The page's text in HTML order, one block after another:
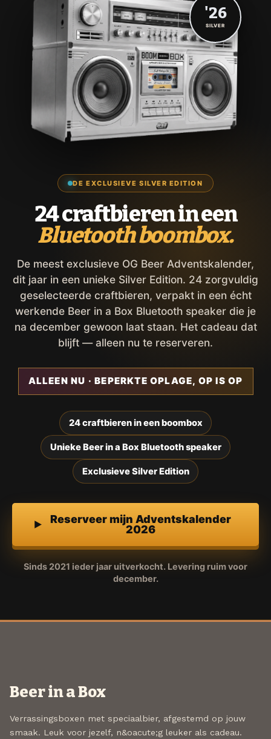
DE EXCLUSIEVE SILVER EDITION
24 craftbieren in een
Bluetooth boombox.
De meest exclusieve OG Beer Adventskalender,
dit jaar in een unieke Silver Edition. 24 zorgvuldig
geselecteerde craftbieren, verpakt in een écht
werkende Beer in a Box Bluetooth speaker die je
na december gewoon laat staan. Het cadeau dat
blijft — alleen nu te reserveren.
ALLEEN NU · BEPERKTE OPLAGE, OP IS OP
24 craftbieren in een boombox
Unieke Beer in a Box Bluetooth speaker
Exclusieve Silver Edition
Reserveer mijn Adventskalender
2026
Sinds 2021 ieder jaar uitverkocht. Levering ruim voor
december.
'26
SILVER
Beer in a Box
Verrassingsboxen met speciaalbier, afgestemd op jouw
smaak. Leuk voor jezelf, n&oacute;g leuker als cadeau.